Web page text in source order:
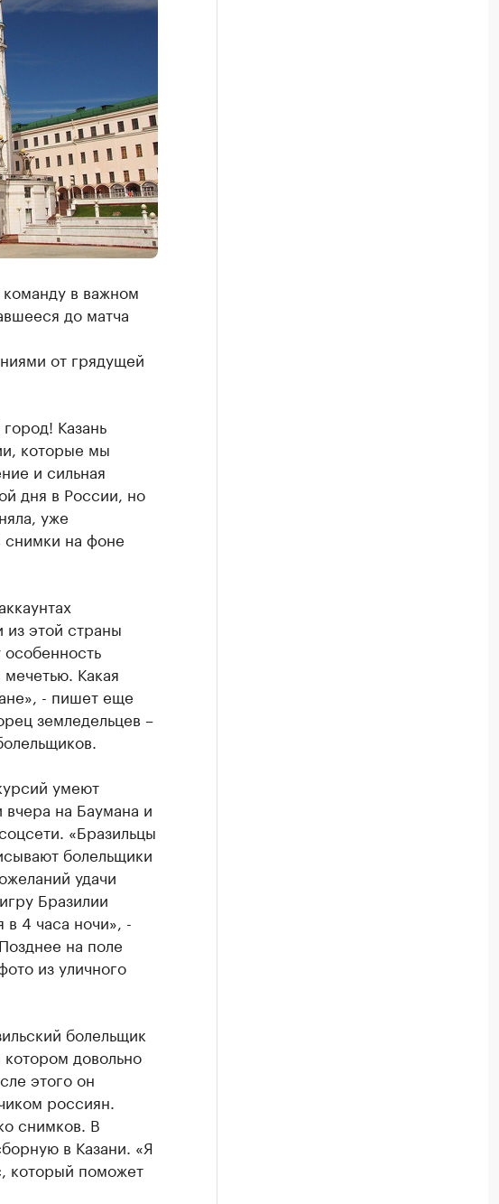
в важном
до матча
от грядущей
Казань
которые мы
и сильная
дня в России, но
уже
снимки на фоне
из этой страны
особенность
Какая
- пишет еще
земледельцев –
умеют
на Баумана и
«Бразильцы
болельщики
удачи
Бразилии
в 4 часа ночи», -
на поле
из уличного
болельщик
довольно
этого он
россиян.
снимков. В
в Казани. «Я
который поможет